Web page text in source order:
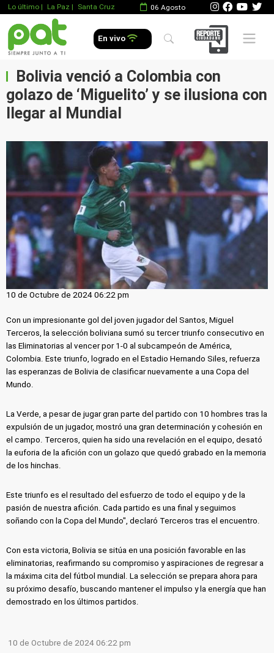
Lo último | La Paz | Santa Cruz 06 Agosto
En vivo Mobile
Bolivia venció a Colombia con
golazo de ‘Miguelito’ y se ilusiona con
llegar al Mundial
10 de Octubre de 2024 06:22 pm
Con un impresionante gol del joven jugador del Santos, Miguel
Terceros, la selección boliviana sumó su tercer triunfo consecutivo en
las Eliminatorias al vencer por 1-0 al subcampeón de América,
Colombia. Este triunfo, logrado en el Estadio Hernando Siles, refuerza
las esperanzas de Bolivia de clasificar nuevamente a una Copa del
Mundo.
La Verde, a pesar de jugar gran parte del partido con 10 hombres tras la
expulsión de un jugador, mostró una gran determinación y cohesión en
el campo. Terceros, quien ha sido una revelación en el equipo, desató
la euforia de la afición con un golazo que quedó grabado en la memoria
de los hinchas.
Este triunfo es el resultado del esfuerzo de todo el equipo y de la
pasión de nuestra afición. Cada partido es una final y seguimos
soñando con la Copa del Mundo", declaró Terceros tras el encuentro.
Con esta victoria, Bolivia se sitúa en una posición favorable en las
eliminatorias, reafirmando su compromiso y aspiraciones de regresar a
la máxima cita del fútbol mundial. La selección se prepara ahora para
su próximo desafío, buscando mantener el impulso y la energía que han
demostrado en los últimos partidos.
10 de Octubre de 2024 06:22 pm